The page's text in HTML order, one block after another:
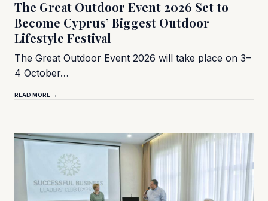
The Great Outdoor Event 2026 Set to
Become Cyprus’ Biggest Outdoor
Lifestyle Festival
The Great Outdoor Event 2026 will take place on 3–
4 October…
READ MORE →